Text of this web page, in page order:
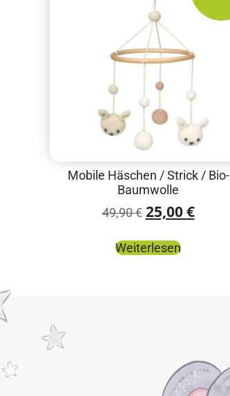
Mobile Häschen / Strick / Bio-
Baumwolle
49,90€ 25,00€
Weiterlesen